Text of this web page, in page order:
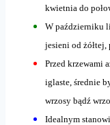
kwietnia do
W październiku
jesieni od żółtej,
Przed krzewami
iglaste, średnie
wrzosy bądź
Idealnym